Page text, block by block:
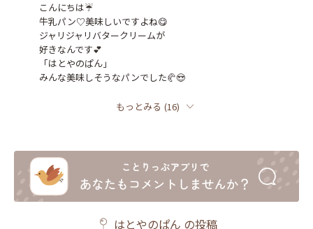
こんにちは☔️
牛乳パン♡美味しいですよね😋
ジャリジャリバタークリームが
好きなんです💕
「はとやのぱん」
みんな美味しそうなパンでした🥐😍
もっとみる (16)
はとやのぱん の投稿